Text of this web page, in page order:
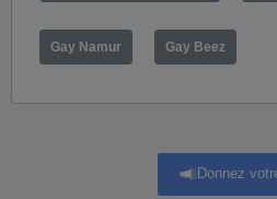
Gay Namur Gay Beez
Donnez